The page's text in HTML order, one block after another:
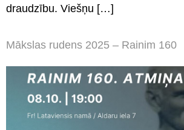
draudzību. Viešņu […]
Mākslas rudens 2025 – Rainim 160